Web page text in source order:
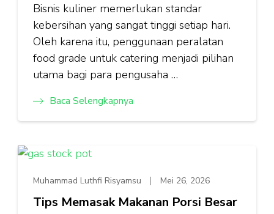
Bisnis kuliner memerlukan standar
kebersihan yang sangat tinggi setiap hari.
Oleh karena itu, penggunaan peralatan
food grade untuk catering menjadi pilihan
utama bagi para pengusaha …
Baca Selengkapnya
Muhammad Luthfi Risyamsu Mei 26, 2026
Tips Memasak Makanan Porsi Besar